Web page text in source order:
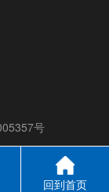
号
回到首页